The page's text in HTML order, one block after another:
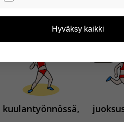
monta mitalia Suomessa
kuulantyönnössä,
voimme kehittää sivustoamme
esimerkiksi kävijämääristä ja
kuitenkaan kerää henkilötietoja
Voit valita, hyväksytkö näiden
Hyväksy kaikki